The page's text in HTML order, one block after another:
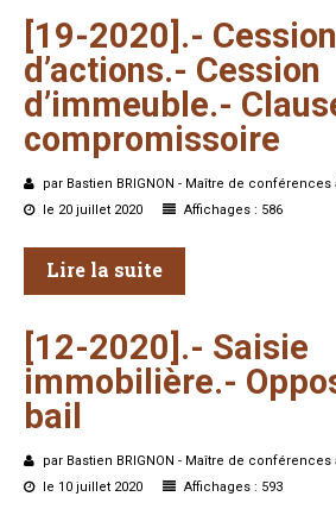
[19-2020].- Cession
d’actions.- Cession
d’immeuble.-
compromissoire
par Bastien BRIGNON - Maître de conférences
le 20 juillet 2020
Affichages : 586
Lire la suite
[12-2020].- Saisie
immobilière.-
bail
par Bastien BRIGNON - Maître de conférences
le 10 juillet 2020
Affichages : 593